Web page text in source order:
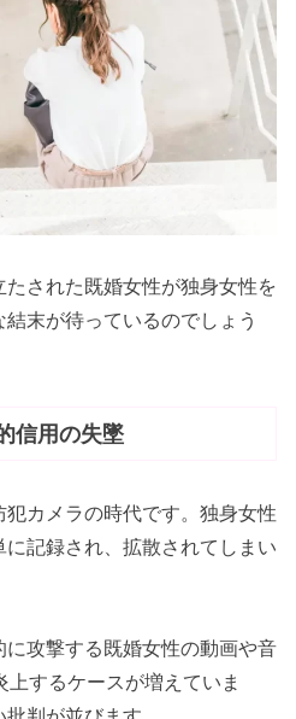
された既婚女性が独身女性を
末が待っているのでしょう
信用の失墜
カメラの時代です。独身女性
記録され、拡散されてしまい
攻撃する既婚女性の動画や音
するケースが増えていま